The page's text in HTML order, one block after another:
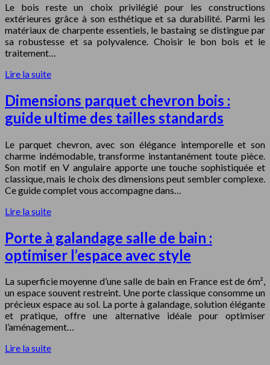
Le bois reste un choix privilégié pour les constructions
extérieures grâce à son esthétique et sa durabilité. Parmi les
matériaux de charpente essentiels, le bastaing se distingue par
sa robustesse et sa polyvalence. Choisir le bon bois et le
traitement…
Lire la suite
Dimensions parquet chevron bois :
guide ultime des tailles standards
Le parquet chevron, avec son élégance intemporelle et son
charme indémodable, transforme instantanément toute pièce.
Son motif en V angulaire apporte une touche sophistiquée et
classique, mais le choix des dimensions peut sembler complexe.
Ce guide complet vous accompagne dans…
Lire la suite
Porte à galandage salle de bain :
optimiser l’espace avec style
La superficie moyenne d’une salle de bain en France est de 6m²,
un espace souvent restreint. Une porte classique consomme un
précieux espace au sol. La porte à galandage, solution élégante
et pratique, offre une alternative idéale pour optimiser
l’aménagement…
Lire la suite